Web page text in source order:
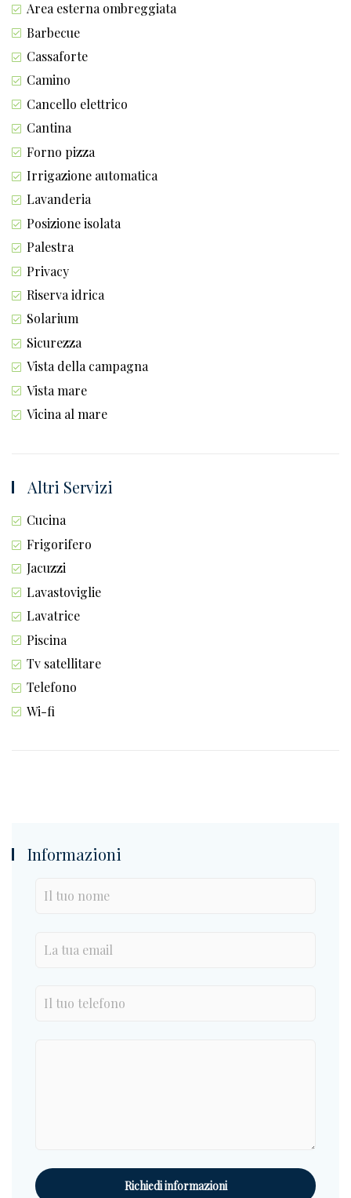
Area esterna ombreggiata
Barbecue
Cassaforte
Camino
Cancello elettrico
Cantina
Forno pizza
Irrigazione automatica
Lavanderia
Posizione isolata
Palestra
Privacy
Riserva idrica
Solarium
Sicurezza
Vista della campagna
Vista mare
Vicina al mare
Altri Servizi
Cucina
Frigorifero
Jacuzzi
Lavastoviglie
Lavatrice
Piscina
Tv satellitare
Telefono
Wi-fi
Informazioni